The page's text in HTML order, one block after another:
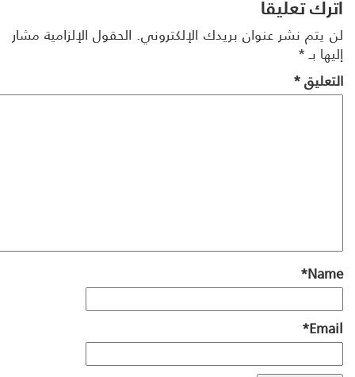
تعليقاً
يتم نشر عنوان بريدك الإلكتروني. الحقول الإلزامية مشار
بـ*
*
*
*